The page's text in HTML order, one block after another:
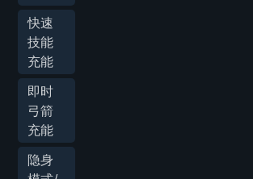
快速
技能
充能
即时
弓箭
充能
隐身